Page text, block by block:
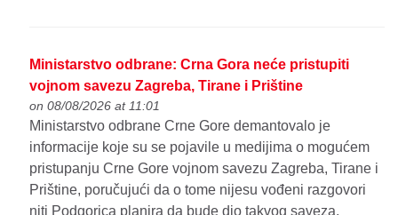
Ministarstvo odbrane: Crna Gora neće pristupiti
vojnom savezu Zagreba, Tirane i Prištine
on 08/08/2026 at 11:01
Ministarstvo odbrane Crne Gore demantovalo je
informacije koje su se pojavile u medijima o mogućem
pristupanju Crne Gore vojnom savezu Zagreba, Tirane i
Prištine, poručujući da o tome nijesu vođeni razgovori
niti Podgorica planira da bude dio takvog saveza.